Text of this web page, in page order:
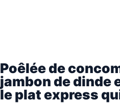
Poêlée de
jambon de dinde
le plat express